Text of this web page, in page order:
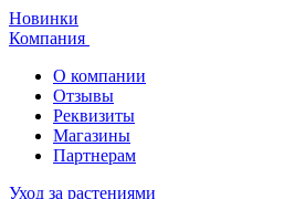
Новинки
Компания
О компании
Отзывы
Реквизиты
Магазины
Партнерам
Уход за растениями